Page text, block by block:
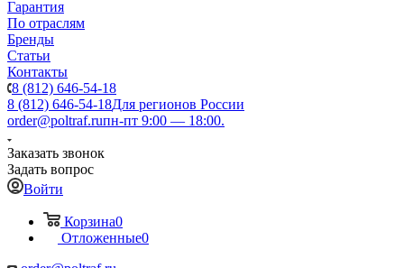
Гарантия
По отраслям
Бренды
Статьи
Контакты
8 (812) 646-54-18
8 (812) 646-54-18Для регионов России
order@poltraf.ruпн-пт 9:00 — 18:00.
Заказать звонок
Задать вопрос
Войти
Корзина0
Отложенные0